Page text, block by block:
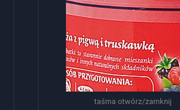
taśma otwórz/zamknij